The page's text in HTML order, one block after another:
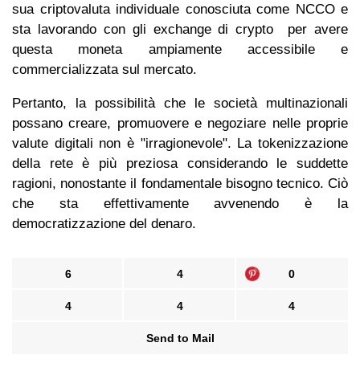
sua criptovaluta individuale conosciuta come NCCO e
sta lavorando con gli exchange di crypto per avere
questa moneta ampiamente accessibile e
commercializzata sul mercato.
Pertanto, la possibilità che le società multinazionali
possano creare, promuovere e negoziare nelle proprie
valute digitali non è "irragionevole". La tokenizzazione
della rete è più preziosa considerando le suddette
ragioni, nonostante il fondamentale bisogno tecnico. Ciò
che sta effettivamente avvenendo è la
democratizzazione del denaro.
6 4 0
4 4 4
Send to Mail